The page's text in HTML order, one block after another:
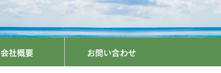
会社概要 お問い合わせ